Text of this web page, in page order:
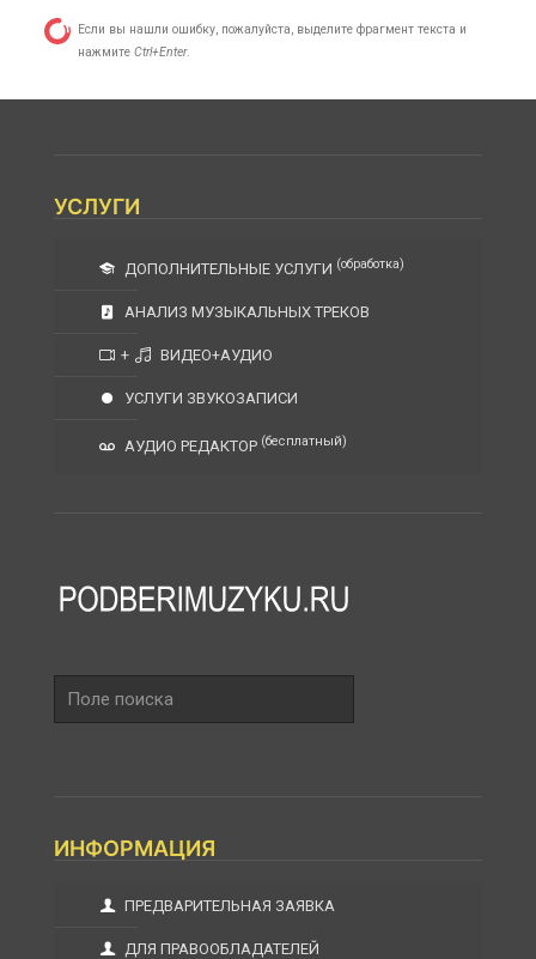
Если вы нашли ошибку, пожалуйста, выделите фрагмент текста и
нажмите Ctrl+Enter.
УСЛУГИ
ДОПОЛНИТЕЛЬНЫЕ УСЛУГИ (обработка)
АНАЛИЗ МУЗЫКАЛЬНЫХ ТРЕКОВ
+ ВИДЕО+АУДИО
УСЛУГИ ЗВУКОЗАПИСИ
АУДИО РЕДАКТОР (бесплатный)
поиска
ИНФОРМАЦИЯ
ПРЕДВАРИТЕЛЬНАЯ ЗАЯВКА
ДЛЯ ПРАВООБЛАДАТЕЛЕЙ